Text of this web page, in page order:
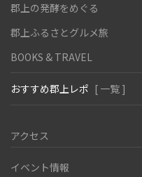
郡上の発酵をめぐる
郡上ふるさとグルメ旅
BOOKS & TRAVEL
おすすめ郡上レポ [ 一覧 ]
アクセス
イベント情報